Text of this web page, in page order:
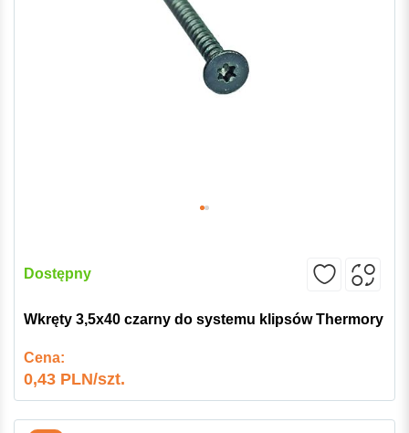
Dostępny
Wkręty 3,5x40 czarny do systemu klipsów Thermory
Cena:
0,43 PLN/szt.